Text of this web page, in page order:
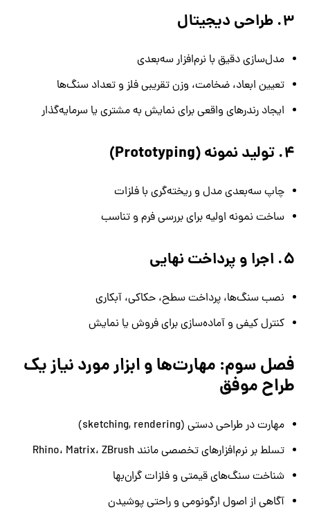
۳. طراحی دیجیتال
مدل‌سازی دقیق با نرم‌افزار سه‌بعدی
تعیین ابعاد، ضخامت، وزن تقریبی فلز و تعداد سنگ‌ها
ایجاد رندرهای واقعی برای نمایش به مشتری یا سرمایه‌گذار
۴. تولید نمونه (Prototyping)
چاپ سه‌بعدی مدل و ریخته‌گری با فلزات
ساخت نمونه اولیه برای بررسی فرم و تناسب
۵. اجرا و پرداخت نهایی
نصب سنگ‌ها، پرداخت سطح، حکاکی، آبکاری
کنترل کیفی و آماده‌سازی برای فروش یا نمایش
فصل سوم: مهارت‌ها و ابزار مورد نیاز یک
طراح موفق
مهارت در طراحی دستی (sketching, rendering)
تسلط بر نرم‌افزارهای تخصصی مانند Rhino، Matrix، ZBrush
شناخت سنگ‌های قیمتی و فلزات گران‌بها
آگاهی از اصول ارگونومی و راحتی پوشیدن